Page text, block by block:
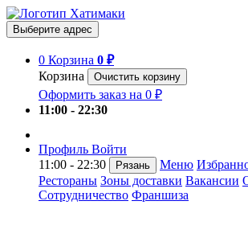
Выберите адрес
0 Корзина 0 ₽
Корзина
Очистить корзину
Оформить заказ на 0 ₽
11:00 - 22:30
Профиль Войти
11:00 - 22:30
Рязань Меню
Рестораны Зоны доставки Вакансии
Сотрудничество Франшиза